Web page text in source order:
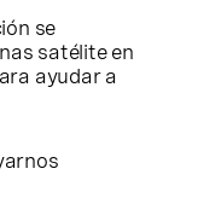
se
satélite en
ayudar a